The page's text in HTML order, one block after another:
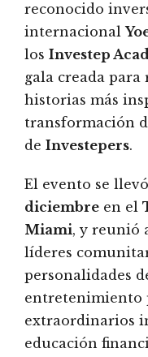
reconocido
internacional
los Investep
gala creada
historias más
transformación
de Investepers.
El evento se
diciembre en el
Miami, y reunió
líderes
personalidades
entretenimiento
extraordinarios
educación